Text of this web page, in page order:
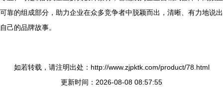
可靠的组成部分，助力企业在众多竞争者中脱颖而出，清晰、有力地说出
自己的品牌故事。
如若转载，请注明出处：http://www.zjpktk.com/product/78.html
更新时间：2026-08-08 08:57:55